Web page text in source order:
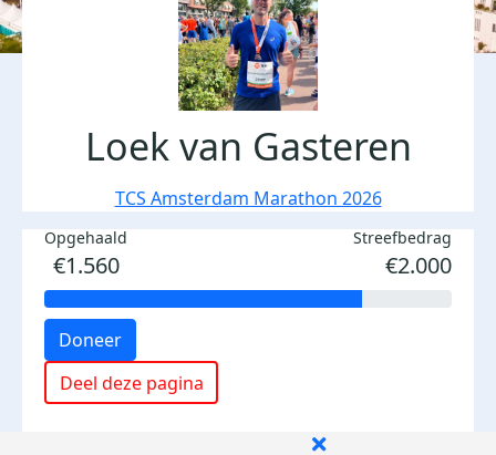
Loek van Gasteren
TCS Amsterdam Marathon 2026
Opgehaald
€1.560
Streefbedrag
€2.000
Doneer
Deel deze pagina